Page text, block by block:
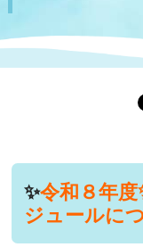
✨令和８年度
ジュールに